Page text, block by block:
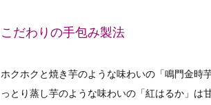
こだわりの手包み製法
ホクホクと焼き芋のような味わいの「鳴門金時
っとり蒸し芋のような味わいの「紅はるか」は